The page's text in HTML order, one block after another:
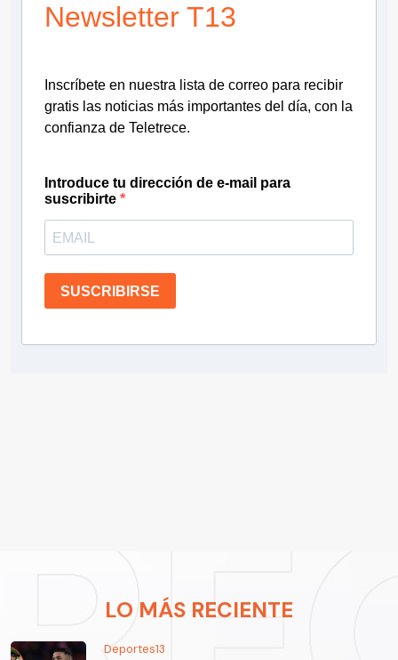
Newsletter T13
Inscríbete en nuestra lista de correo para recibir
gratis las noticias más importantes del día, con la
confianza de Teletrece.
Introduce tu dirección de e-mail para
suscribirte
SUSCRIBIRSE
LO MÁS RECIENTE
Deportes13